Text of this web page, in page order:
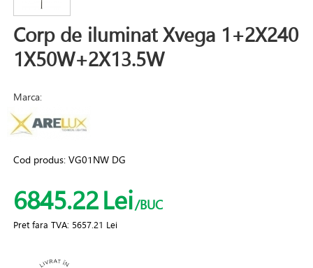
Corp de iluminat Xvega 1+2X240
1X50W+2X13.5W
Marca:
Cod produs:VG01NW DG
6845.22Lei/BUC
Pret fara TVA: 5657.21 Lei